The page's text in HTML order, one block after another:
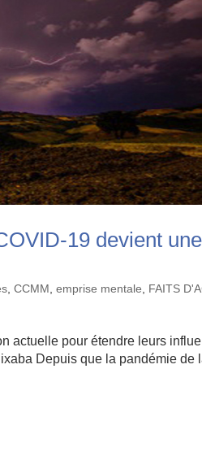
19 devient
,CCMM ,emprise mentale FAITS
actuelle pour étendre leurs
Depuis que la pandémie de